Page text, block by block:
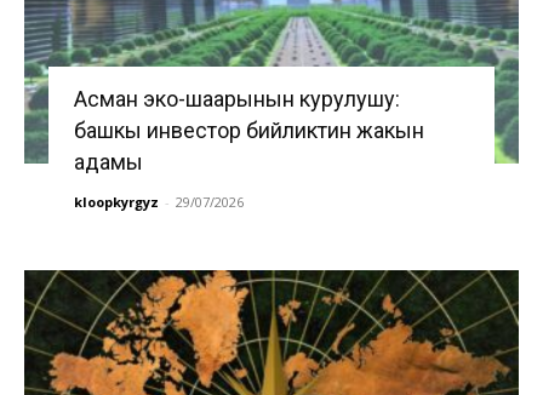
Асман эко-шаарынын курулушу:
башкы инвестор бийликтин жакын
адамы
kloopkyrgyz - 29/07/2026